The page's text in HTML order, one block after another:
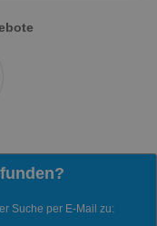
Suche per E-Mail zu: